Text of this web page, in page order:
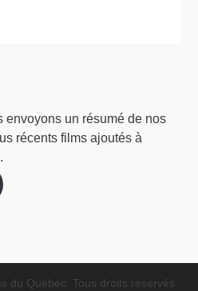
envoyons un résumé de nos
récents films ajoutés à
du Québec. Tous droits réservés.